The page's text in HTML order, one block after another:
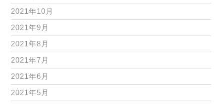
2021年10月
2021年9月
2021年8月
2021年7月
2021年6月
2021年5月